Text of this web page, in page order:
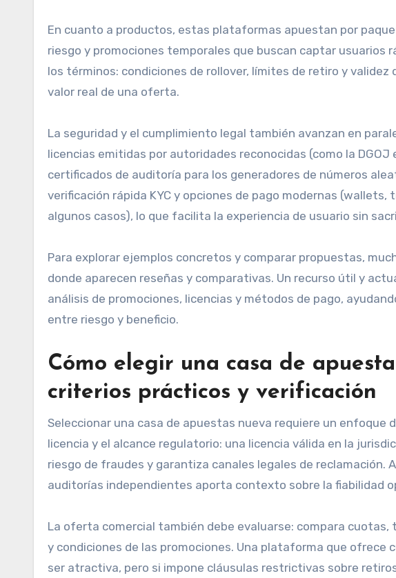
En cuanto a productos, estas plataformas apuestan por
riesgo y promociones temporales que buscan captar usuarios
los términos: condiciones de rollover, límites de retiro y validez
valor real de una oferta.
La seguridad y el cumplimiento legal también avanzan en
licencias emitidas por autoridades reconocidas (como la
certificados de auditoría para los generadores de números
verificación rápida KYC y opciones de pago modernas
algunos casos), lo que facilita la experiencia de usuario sin
Para explorar ejemplos concretos y comparar propuestas,
donde aparecen reseñas y comparativas. Un recurso útil y
análisis de promociones, licencias y métodos de pago,
entre riesgo y beneficio.
Cómo elegir una casa de
criterios prácticos y verificación
Seleccionar una casa de apuestas nueva requiere un enfoque
licencia y el alcance regulatorio: una licencia válida en la
riesgo de fraudes y garantiza canales legales de reclamación.
auditorías independientes aporta contexto sobre la fiabilidad
La oferta comercial también debe evaluarse: compara
y condiciones de las promociones. Una plataforma que ofrece
ser atractiva, pero si impone cláusulas restrictivas sobre